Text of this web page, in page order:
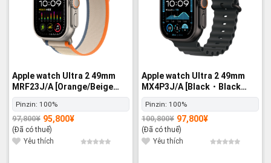
Apple watch Ultra 2 49mm
MRF23J/A [Orange/Beige
Trail Loop M/L] GPS+Cellular
- Nguyên hộp
Pinzin: 100%
97,800¥
Giá
gốc
là:
97,800¥.
95,800¥
Giá
hiện
tại
là:
95,800¥.
(Đã có thuế)
Yêu thích
Apple watch Ultra 2 49mm
MX4P3J/A [Black・Black
Ocean Band] GPS+Cellular -
Nguyên hộp
Pinzin: 100%
100,800¥
Giá
gốc
là:
100,800¥.
97,800¥
Giá
hiện
tại
là:
97,800¥.
(Đã có thuế)
Yêu thích